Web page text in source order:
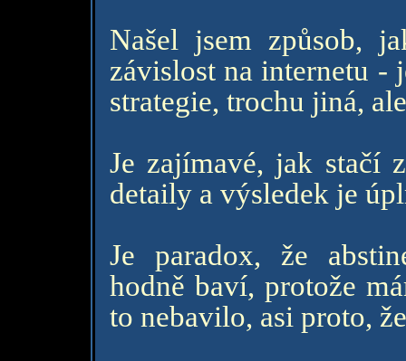
Našel jsem způsob,
závislost na internetu -
strategie, trochu jiná,
Je zajímavé, jak stačí
detaily a výsledek je
Je paradox, že
hodně baví, protože
to nebavilo, asi proto,